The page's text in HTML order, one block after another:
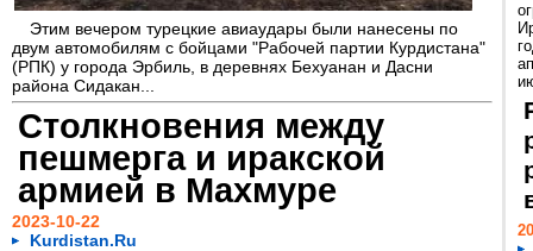
Этим вечером турецкие авиаудары были нанесены по
двум автомобилям с бойцами "Рабочей партии Курдистана"
(РПК) у города Эрбиль, в деревнях Бехуанан и Дасни
района Сидакан...
Столкновения между
пешмерга и иракской
армией в Махмуре
2023-10-22
Kurdistan.Ru